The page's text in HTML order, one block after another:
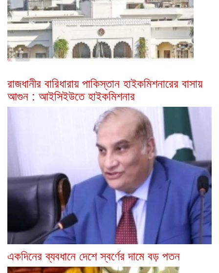
রাজধানীর বারিধারায় পাকিস্তান হাইকমিশনারের বাসায়
আগুন : আইসিইউতে হাইকমিশনার
একদিনের ব্যবধানে দেশে স্বর্ণের দামে বড় পতন